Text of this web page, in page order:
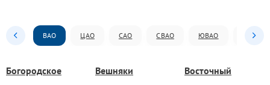
ВАО ЦАО САО СВАО ЮВАО ЮАО
Богородское Вешняки
Восточный